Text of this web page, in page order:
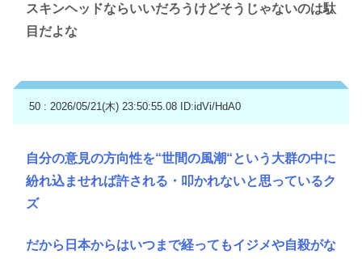
スキンヘッドならいいだろうけどそうじゃないのは駄
目だよな
50 : 2026/05/21(木) 23:50:55.08 ID:idVi/HdA0
自分の意見の方向性を“世間の風潮“という大群の中に
紛れ込ませれば許される・叩かれないと思っているク
ズ
だから日本からはいつまで経ってもイジメや自殺がな